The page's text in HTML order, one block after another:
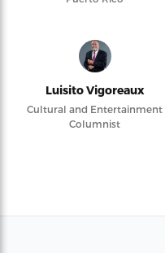
Luisito Vigoreaux
Cultural and Entertainment
Columnist